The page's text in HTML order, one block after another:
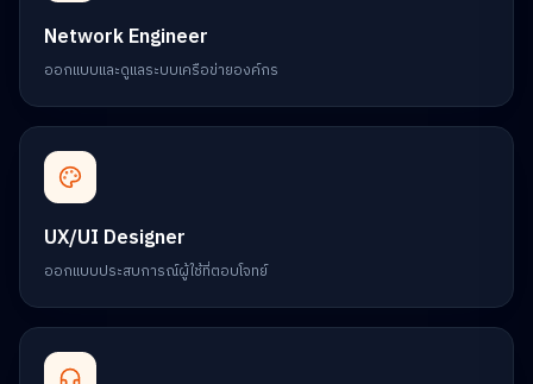
Network Engineer
ออกแบบและดูแลระบบเครือข่ายองค์กร
UX/UI Designer
ออกแบบประสบการณ์ผู้ใช้ที่ตอบโจทย์